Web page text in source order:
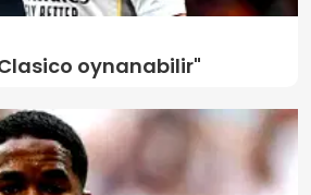
oynanabilir"